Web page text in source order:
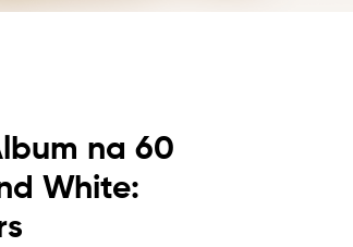
na 60
White: